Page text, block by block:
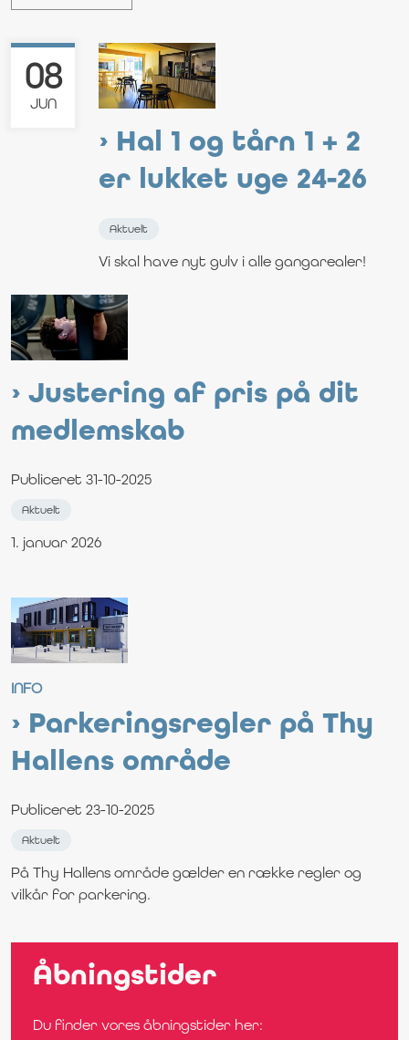
Hal 1 og tårn 1 + 2
er lukket uge 24-26
08
JUN
Aktuelt
Vi skal have nyt gulv i alle gangarealer!
Justering af pris på dit
medlemskab
Publiceret 31-10-2025
Aktuelt
1. januar 2026
INFO
Parkeringsregler på Thy
Hallens område
Publiceret 23-10-2025
Aktuelt
På Thy Hallens område gælder en række regler og
vilkår for parkering.
Åbningstider
Du finder vores åbningstider her: